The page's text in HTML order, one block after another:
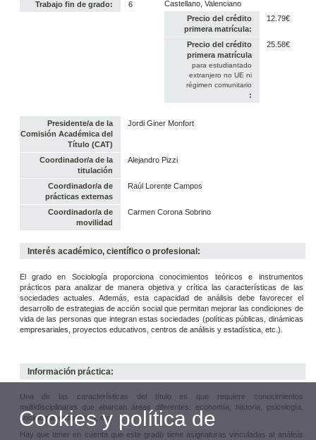
Trabajo fin de grado:
6
Castellano, Valenciano
Precio del crédito
primera matrícula:
12.79€
Precio del crédito
primera matrícula
para estudiantado
extranjero no UE ni
régimen comunitario
:
25.58€
Presidente/a de la
Comisión Académica del
Título (CAT)
Jordi Giner Monfort
Coordinador/a de la
titulación
Alejandro Pizzi
Coordinador/a de
prácticas externas
Raúl Lorente Campos
Coordinador/a de
movilidad
Carmen Corona Sobrino
Interés académico, científico o profesional:
El grado en Sociología proporciona conocimientos teóricos e instrumentos
prácticos para analizar de manera objetiva y crítica las características de las
sociedades actuales. Además, esta capacidad de análisis debe favorecer el
desarrollo de estrategias de acción social que permitan mejorar las condiciones de
vida de las personas que integran estas sociedades (políticas públicas, dinámicas
empresariales, proyectos educativos, centros de análisis y estadística, etc.).
Información práctica:
Una de las características del título es que requiere conocimientos
multidisciplinares que abarcan áreas diferentes: economía, historia, psicología,
sociología, estadística, etc.
Hay que tener en cuenta que este grado tiene asignaturas vinculadas al análisis
Cookies y política de